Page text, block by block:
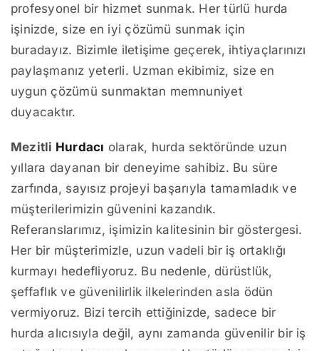
profesyonel bir hizmet sunmak. Her türlü hurda
işinizde, size en iyi çözümü sunmak için
buradayız. Bizimle iletişime geçerek, ihtiyaçlarınızı
paylaşmanız yeterli. Uzman ekibimiz, size en
uygun çözümü sunmaktan memnuniyet
duyacaktır.
Mezitli Hurdacı olarak, hurda sektöründe uzun
yıllara dayanan bir deneyime sahibiz. Bu süre
zarfında, sayısız projeyi başarıyla tamamladık ve
müşterilerimizin güvenini kazandık.
Referanslarımız, işimizin kalitesinin bir göstergesi.
Her bir müşterimizle, uzun vadeli bir iş ortaklığı
kurmayı hedefliyoruz. Bu nedenle, dürüstlük,
şeffaflık ve güvenilirlik ilkelerinden asla ödün
vermiyoruz. Bizi tercih ettiğinizde, sadece bir
hurda alıcısıyla değil, aynı zamanda güvenilir bir iş